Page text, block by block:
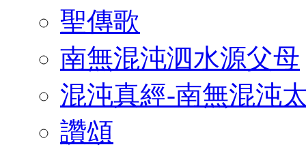
聖傳歌
南無混沌泗水源父母
混沌真經-南無混沌
讚頌